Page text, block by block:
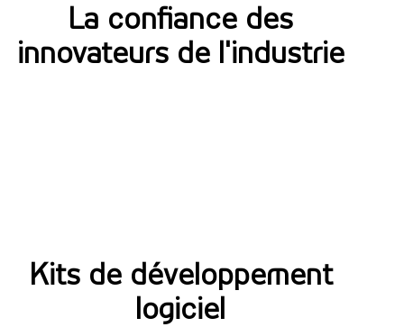
La confiance des
innovateurs de l'industrie
Kits de développement
logiciel